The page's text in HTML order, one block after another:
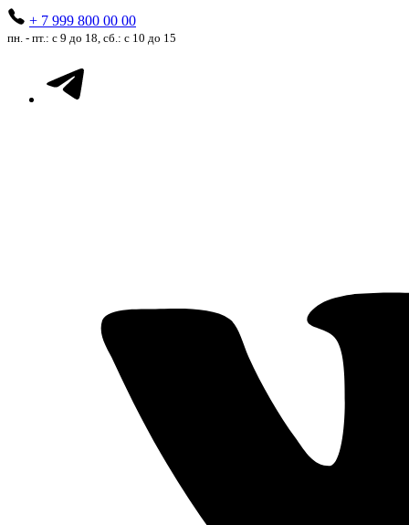
+ 7 999 800 00 00
пн. - пт.: с 9 до 18, сб.: с 10 до 15